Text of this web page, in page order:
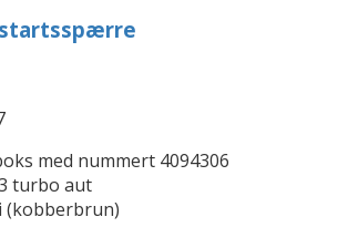
startsspærre
med nummert 4094306
turbo aut
(kobberbrun)